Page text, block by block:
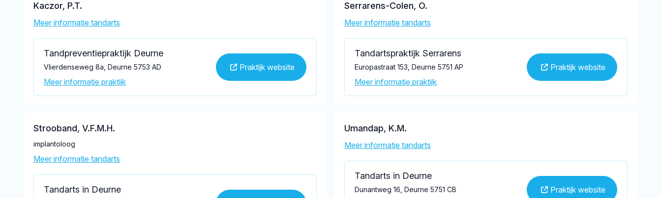
Kaczor, P.T.
Meer informatie tandarts
Tandpreventiepraktijk Deurne
Vlierdenseweg 8a, Deurne 5753 AD
Meer informatie praktijk
Praktijk website
Serrarens-Colen, O.
Meer informatie tandarts
Tandartspraktijk Serrarens
Europastraat 153, Deurne 5751 AP
Meer informatie praktijk
Praktijk website
Strooband, V.F.M.H.
implantoloog
Meer informatie tandarts
Tandarts in Deurne
Umandap, K.M.
Meer informatie tandarts
Tandarts in Deurne
Dunantweg 16, Deurne 5751 CB Praktijk website